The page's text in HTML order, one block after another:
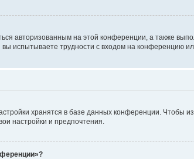
авторизованным на этой конференции, а также
испытываете трудности с входом на конференцию
хранятся в базе данных конференции. Чтобы
настройки и предпочтения.